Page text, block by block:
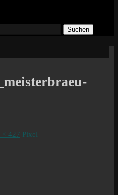
Suchen
× 427 Pixel